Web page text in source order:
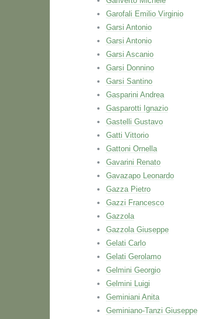
Garofali Emilio Virginio
Garsi Antonio
Garsi Antonio
Garsi Ascanio
Garsi Donnino
Garsi Santino
Gasparini Andrea
Gasparotti Ignazio
Gastelli Gustavo
Gatti Vittorio
Gattoni Ornella
Gavarini Renato
Gavazapo Leonardo
Gazza Pietro
Gazzi Francesco
Gazzola
Gazzola Giuseppe
Gelati Carlo
Gelati Gerolamo
Gelmini Georgio
Gelmini Luigi
Geminiani Anita
Geminiano-Tanzi Giuseppe